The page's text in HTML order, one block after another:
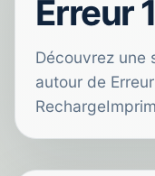
Erreur
Découvrez une
autour de